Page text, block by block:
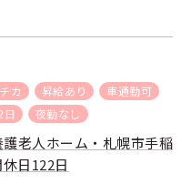
カ 昇給あり
車通勤可
日 夜勤なし
老人ホーム・札幌市手稲
日122日